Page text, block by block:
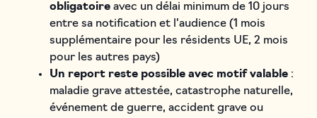
obligatoireavec un délai minimum de 10 jours
entre sa notification et l'audience (1 mois
supplémentaire pour les résidents UE, 2 mois
pour les autres pays)
Un report reste possible avec motif valable:
maladie grave attestée, catastrophe naturelle,
événement de guerre, accident grave ou